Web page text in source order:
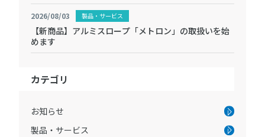
2026/08/03 製品・サービス
【新商品】アルミスロープ「メトロン」の取扱いを始
めます
カテゴリ
お知らせ
製品・サービス